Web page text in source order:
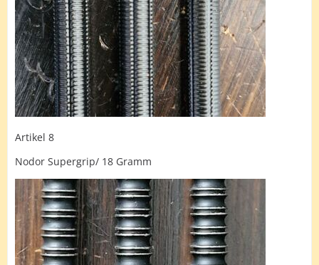
Artikel 8
Nodor Supergrip/ 18 Gramm